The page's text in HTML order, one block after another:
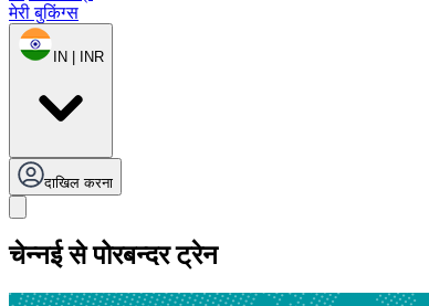
मेरी बुकिंग्स
IN | INR
दाखिल करना
चेन्नई से पोरबन्दर ट्रेन